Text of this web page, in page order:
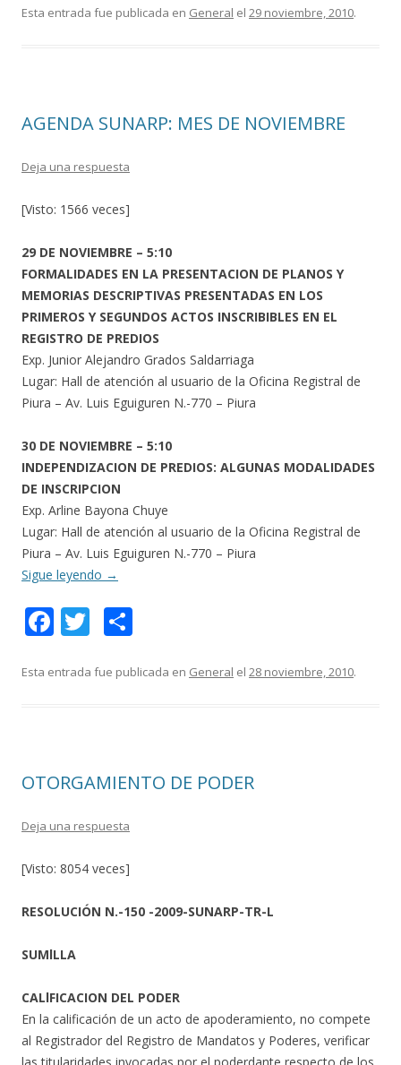
e
k
itt m
r
Esta entrada fue publicada en General el 29 noviembre, 2010.
AGENDA SUNARP: MES DE NOVIEMBRE
Deja una respuesta
[Visto: 1566 veces]
29 DE NOVIEMBRE – 5:10
FORMALIDADES EN LA PRESENTACION DE PLANOS Y
MEMORIAS DESCRIPTIVAS PRESENTADAS EN LOS
PRIMEROS Y SEGUNDOS ACTOS INSCRIBIBLES EN EL
REGISTRO DE PREDIOS
Exp. Junior Alejandro Grados Saldarriaga
Lugar: Hall de atención al usuario de la Oficina Registral de
Piura – Av. Luis Eguiguren N.-770 – Piura
30 DE NOVIEMBRE – 5:10
INDEPENDIZACION DE PREDIOS: ALGUNAS MODALIDADES
DE INSCRIPCION
Exp. Arline Bayona Chuye
Lugar: Hall de atención al usuario de la Oficina Registral de
Piura – Av. Luis Eguiguren N.-770 – Piura
Sigue leyendo →
F
e
k
T
itt m
r
Esta entrada fue publicada en General el 28 noviembre, 2010.
OTORGAMIENTO DE PODER
Deja una respuesta
[Visto: 8054 veces]
RESOLUCIÓN N.-150 -2009-SUNARP-TR-L
SUMlLLA
CALlFICACION DEL PODER
En la calificación de un acto de apoderamiento, no compete
al Registrador del Registro de Mandatos y Poderes, verificar